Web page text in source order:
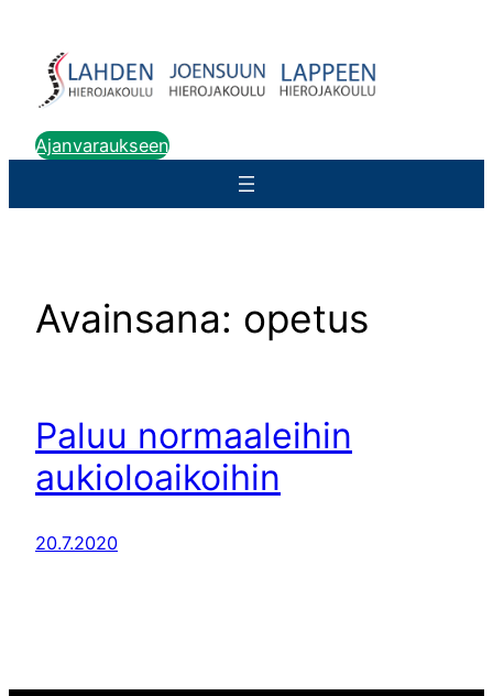
sisältöön
Ajanvaraukseen
Avainsana: opetus
Paluu normaaleihin
aukioloaikoihin
20.7.2020